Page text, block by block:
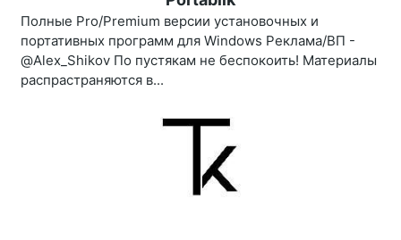
Полные Pro/Premium версии установочных и
портативных программ для Windows Реклама/ВП -
@Alex_Shikov По пустякам не беспокоить! Материалы
распрастраняются в...